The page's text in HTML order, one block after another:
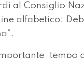
al Consiglio
alfabetico:
tempo